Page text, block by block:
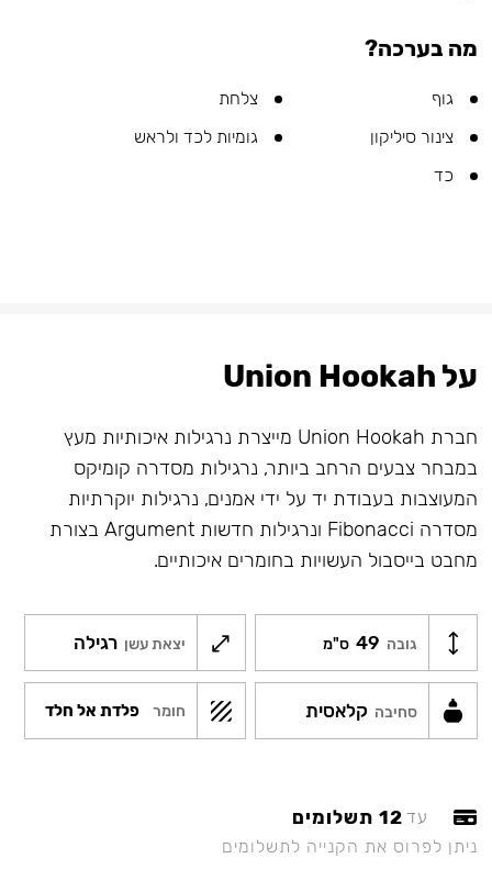
מה בערכה?
גוף
צלחת
צינור סיליקון
גומיות לכד ולראש
כד
על Union Hookah
חברת Union Hookah מייצרת נרגילות איכותיות מעץ
במבחר צבעים הרחב ביותר, נרגילות מסדרה קומיקס
המעוצבות בעבודת יד על ידי אמנים, נרגילות יוקרתיות
מסדרה Fibonacci ונרגילות חדשות Argument בצורת
מחבט בייסבול העשויות בחומרים איכותיים.
גובה 49 ס"מ יצאת עשן רגילה
סחיבה קלאסית חומר פלדת אל חלד
עד 12 תשלומים
ניתן לפרוס את הקנייה לתשלומים